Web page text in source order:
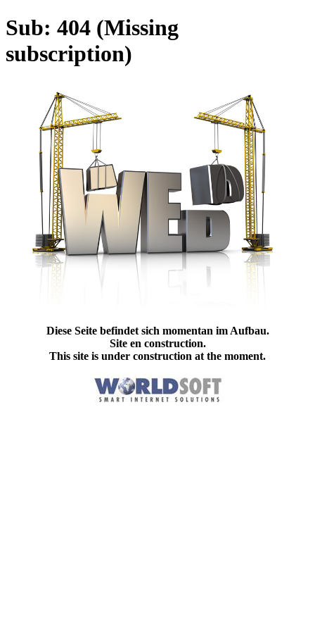
Sub: 404 (Missing
subscription)
Diese Seite befindet sich momentan im Aufbau.
Site en construction.
This site is under construction at the moment.